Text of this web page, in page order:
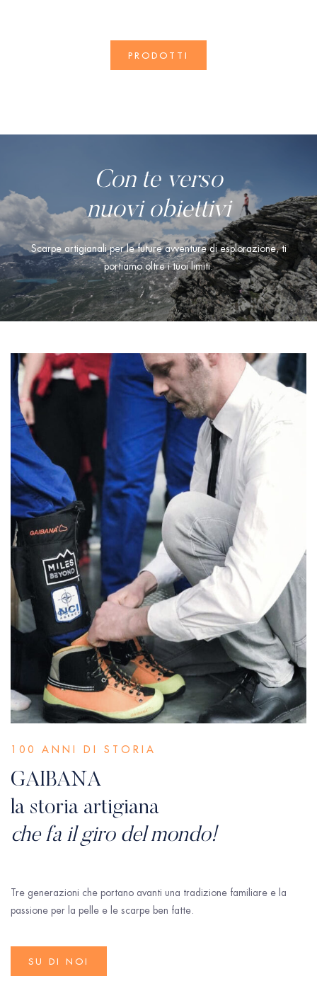
PRODOTTI
Con te verso
nuovi obiettivi
Scarpe artigianali per le future avventure di esplorazione, ti
portiamo oltre i tuoi limiti.
100 ANNI DI STORIA
GAIBANA
la storia artigiana
che fa il giro del mondo!
Tre generazioni che portano avanti una tradizione familiare e la
passione per la pelle e le scarpe ben fatte.
SU DI NOI